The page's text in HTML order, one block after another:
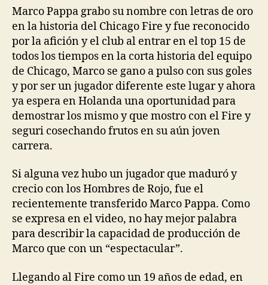
Marco Pappa grabo su nombre con letras de oro
en la historia del Chicago Fire y fue reconocido
por la afición y el club al entrar en el top 15 de
todos los tiempos en la corta historia del equipo
de Chicago, Marco se gano a pulso con sus goles
y por ser un jugador diferente este lugar y ahora
ya espera en Holanda una oportunidad para
demostrar los mismo y que mostro con el Fire y
seguri cosechando frutos en su aún joven
carrera.
Si alguna vez hubo un jugador que maduró y
crecio con los Hombres de Rojo, fue el
recientemente transferido Marco Pappa. Como
se expresa en el video, no hay mejor palabra
para describir la capacidad de producción de
Marco que con un “espectacular”.
Llegando al Fire como un 19 años de edad, en